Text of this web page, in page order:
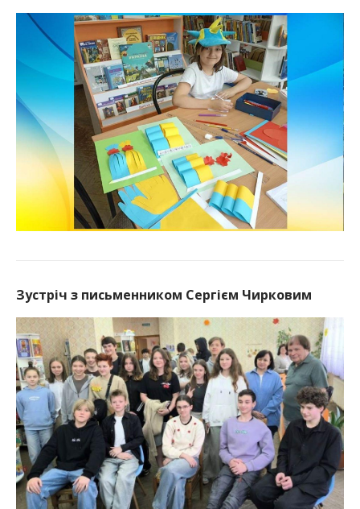
Зустріч з письменником Сергієм Чирковим